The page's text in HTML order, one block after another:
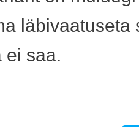
läbivaatuseta
ei saa.